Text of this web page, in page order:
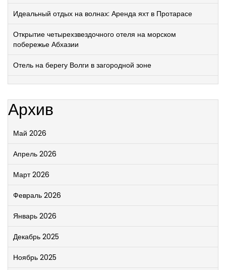
Идеальный отдых на волнах: Аренда яхт в Протарасе
Открытие четырехзвездочного отеля на морском
побережье Абхазии
Отель на берегу Волги в загородной зоне
Архив
Май 2026
Апрель 2026
Март 2026
Февраль 2026
Январь 2026
Декабрь 2025
Ноябрь 2025